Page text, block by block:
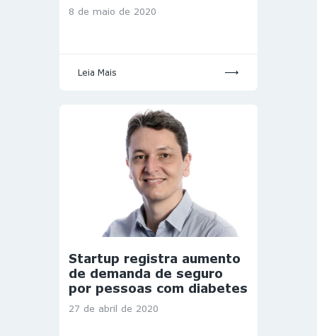
8 de maio de 2020
Leia Mais
Startup registra aumento
de demanda de seguro
por pessoas com diabetes
27 de abril de 2020